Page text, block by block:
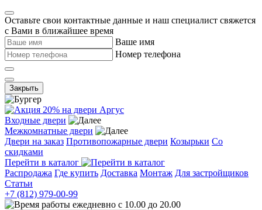
Оставьте свои контактные данные и наш специалист свяжется
с Вами в ближайшее время
Ваше имя
Номер телефона
Закрыть
Входные двери
Межкомнатные двери
Двери на заказ Противопожарные двери Козырьки Со
скидками
Перейти в каталог
Распродажа Где купить Доставка Монтаж Для застройщиков
Статьи
+7 (812) 979-00-99
ежедневно с 10.00 до 20.00